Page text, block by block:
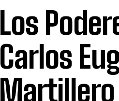
Los
Carlos
Martillero